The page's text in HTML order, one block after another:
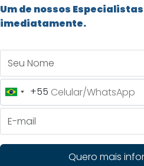
Um de nossos
imediatamente.
Brazil
+55
+55
Quero mais